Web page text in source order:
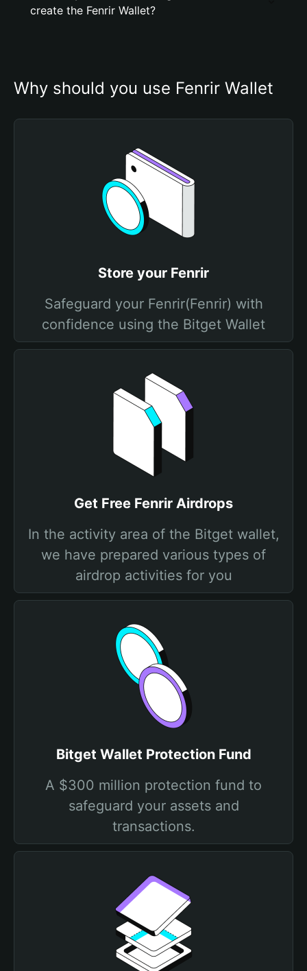
create the Fenrir Wallet?
Why should you use Fenrir Wallet
Store your Fenrir
Safeguard your Fenrir(Fenrir) with
confidence using the Bitget Wallet
Get Free Fenrir Airdrops
In the activity area of the Bitget wallet,
we have prepared various types of
airdrop activities for you
Bitget Wallet Protection Fund
A $300 million protection fund to
safeguard your assets and
transactions.